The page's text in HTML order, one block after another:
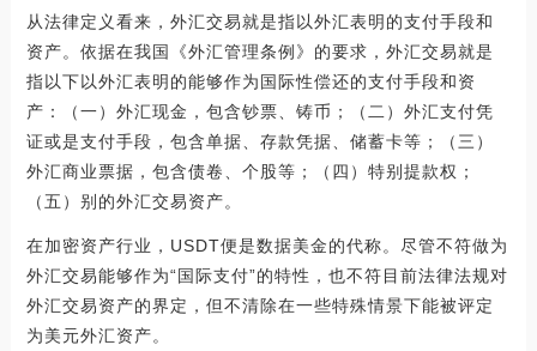
从法律定义看来，外汇交易就是指以外汇表明的支付手段和
资产。依据在我国《外汇管理条例》的要求，外汇交易就是
指以下以外汇表明的能够作为国际性偿还的支付手段和资
产：（一）外汇现金，包含钞票、铸币；（二）外汇支付凭
证或是支付手段，包含单据、存款凭据、储蓄卡等；（三）
外汇商业票据，包含债卷、个股等；（四）特别提款权；
（五）别的外汇交易资产。
在加密资产行业，USDT便是数据美金的代称。尽管不符做为
外汇交易能够作为“国际支付”的特性，也不符目前法律法规对
外汇交易资产的界定，但不清除在一些特殊情景下能被评定
为美元外汇资产。